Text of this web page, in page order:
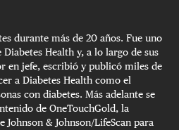
durante más de 20 años. Fue uno
Health y, a lo largo de sus
en jefe, escribió y publicó miles de
a Diabetes Health como el
con diabetes. Más adelante se
de OneTouchGold, la
& Johnson/LifeScan para